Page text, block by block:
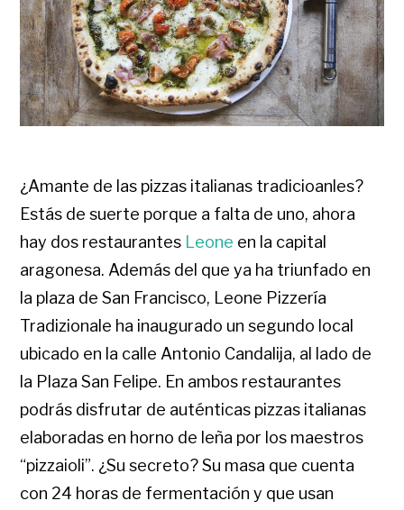
¿Amante de las pizzas italianas tradicioanles?
Estás de suerte porque a falta de uno, ahora
hay dos restaurantes Leone en la capital
aragonesa. Además del que ya ha triunfado en
la plaza de San Francisco, Leone Pizzería
Tradizionale ha inaugurado un segundo local
ubicado en la calle Antonio Candalija, al lado de
la Plaza San Felipe. En ambos restaurantes
podrás disfrutar de auténticas pizzas italianas
elaboradas en horno de leña por los maestros
“pizzaioli”. ¿Su secreto? Su masa que cuenta
con 24 horas de fermentación y que usan